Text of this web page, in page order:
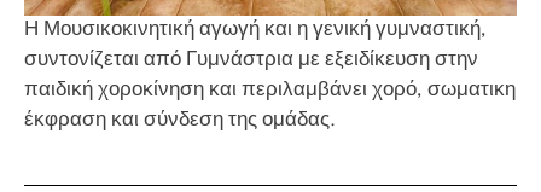
Η Μουσικοκινητική αγωγή και η γενική γυμναστική,
συντονίζεται από Γυμνάστρια με εξειδίκευση στην
παιδική χοροκίνηση και περιλαμβάνει χορό, σωματικη
έκφραση και σύνδεση της ομάδας.